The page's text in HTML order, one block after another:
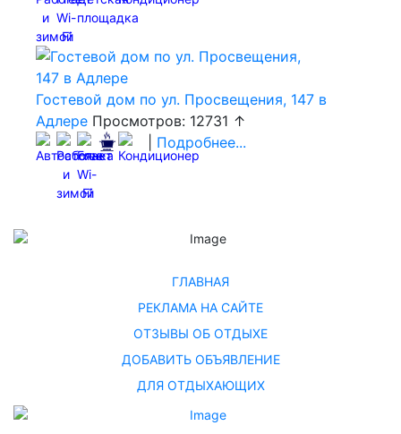
Гостевой дом по ул. Просвещения, 147 в
Адлере Просмотров: 12731 ↑
Подробнее...
ГЛАВНАЯ
РЕКЛАМА НА САЙТЕ
ОТЗЫВЫ ОБ ОТДЫХЕ
ДОБАВИТЬ ОБЪЯВЛЕНИЕ
ДЛЯ ОТДЫХАЮЩИХ